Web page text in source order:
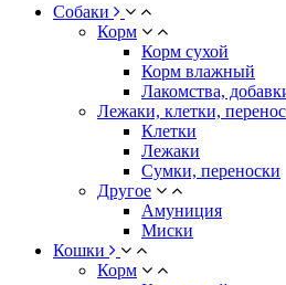
Собаки
Корм
Корм сухой
Корм влажный
Лакомства,
Лежаки, клетки,
Клетки
Лежаки
Сумки, переноски
Другое
Амуниция
Миски
Кошки
Корм